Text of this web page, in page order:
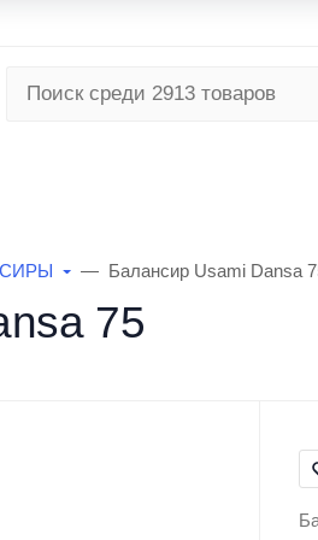
Балансир Usami Dansa
75